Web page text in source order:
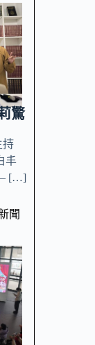
驚
持
丰
— […]
聞